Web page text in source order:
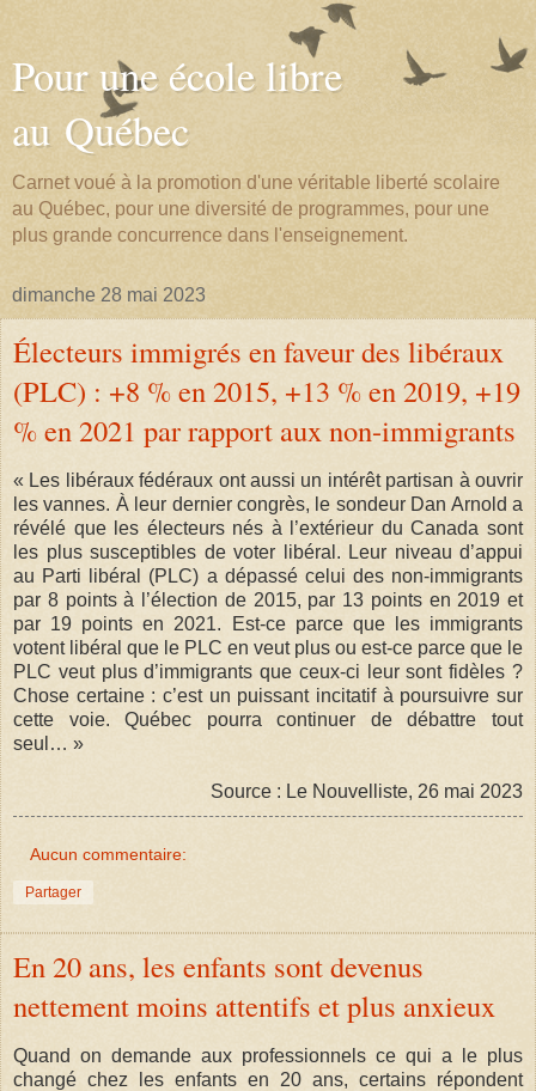
Pour une école libre
au Québec
Carnet voué à la promotion d'une véritable liberté scolaire
au Québec, pour une diversité de programmes, pour une
plus grande concurrence dans l'enseignement.
dimanche 28 mai 2023
Électeurs immigrés en faveur des libéraux
(PLC) : +8 % en 2015, +13 % en 2019, +19
% en 2021 par rapport aux non-immigrants
« Les libéraux fédéraux ont aussi un intérêt partisan à ouvrir
les vannes. À leur dernier congrès, le sondeur Dan Arnold a
révélé que les électeurs nés à l’extérieur du Canada sont
les plus susceptibles de voter libéral. Leur niveau d’appui
au Parti libéral (PLC) a dépassé celui des non-immigrants
par 8 points à l’élection de 2015, par 13 points en 2019 et
par 19 points en 2021. Est-ce parce que les immigrants
votent libéral que le PLC en veut plus ou est-ce parce que le
PLC veut plus d’immigrants que ceux-ci leur sont fidèles ?
Chose certaine : c’est un puissant incitatif à poursuivre sur
cette voie. Québec pourra continuer de débattre tout
seul… »
Source : Le Nouvelliste, 26 mai 2023
Aucun commentaire:
Partager
En 20 ans, les enfants sont devenus
nettement moins attentifs et plus anxieux
Quand on demande aux professionnels ce qui a le plus
changé chez les enfants en 20 ans, certains répondent